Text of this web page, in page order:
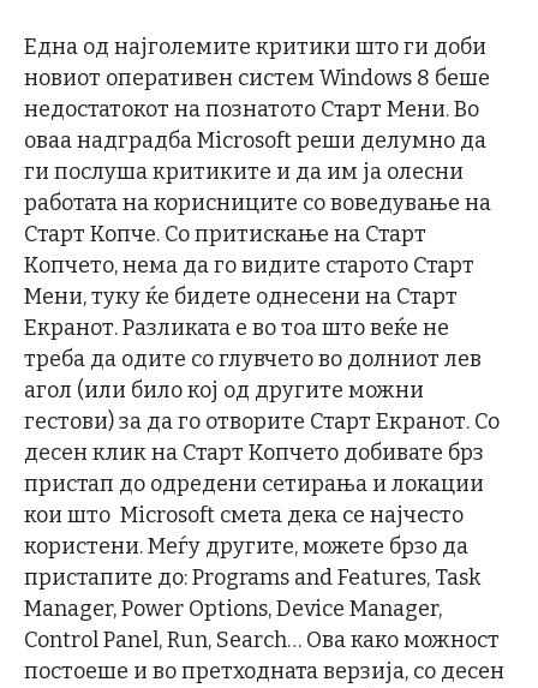
Една од најголемите критики што ги доби
новиот оперативен систем Windows 8 беше
недостатокот на познатото Старт Мени. Во
оваа надградба Microsoft реши делумно да
ги послуша критиките и да им ја олесни
работата на корисниците со воведување на
Старт Копче. Со притискање на Старт
Копчето, нема да го видите старото Старт
Мени, туку ќе бидете однесени на Старт
Екранот. Разликата е во тоа што веќе не
треба да одите со глувчето во долниот лев
агол (или било кој од другите можни
гестови) за да го отворите Старт Екранот. Со
десен клик на Старт Копчето добивате брз
пристап до одредени сетирања и локации
кои што Microsoft смета дека се најчесто
користени. Меѓу другите, можете брзо да
пристапите до: Programs and Features, Task
Manager, Power Options, Device Manager,
Control Panel, Run, Search… Ова како можност
постоеше и во претходната верзија, со десен